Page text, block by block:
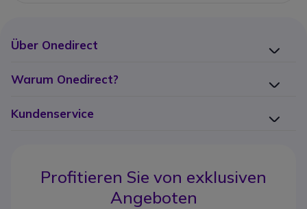
Über Onedirect
Warum Onedirect?
Kundenservice
Profitieren Sie von exklusiven
Angeboten